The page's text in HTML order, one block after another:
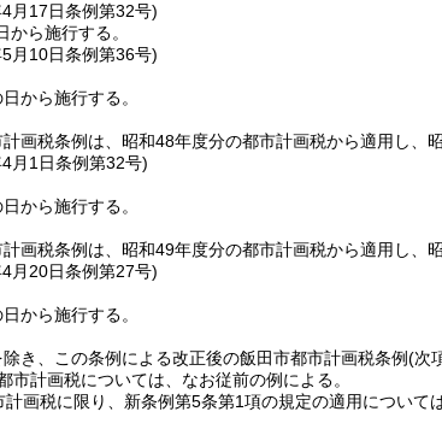
月17日条例第32号)
から施行する。
月10日条例第36号)
から施行する。
画税条例は、昭和48年度分の都市計画税から適用し、
月1日条例第32号)
から施行する。
画税条例は、昭和49年度分の都市計画税から適用し、
月20日条例第27号)
から施行する。
き、この条例による改正後の飯田市都市計画税条例(次
市計画税については、なお従前の例による。
画税に限り、新条例第5条第1項の規定の適用につい